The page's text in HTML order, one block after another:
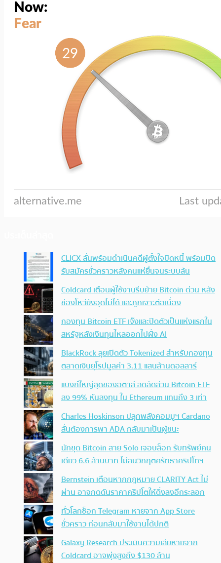
CLICX ลั่นพร้อมดำเนินคดีผู้ตั้งใจบิดหนี้ พร้อมปิด
รับสมัครชั่วคราวหลังคนแห่ยื่นจนระบบล้น
Coldcard เตือนผู้ใช้งานรีบย้าย Bitcoin ด่วน หลัง
ช่องโหว่ยังอุดไม่ได้ และถูกเจาะต่อเนื่อง
กองทุน Bitcoin ETF เจ๊งและปิดตัวเป็นแห่งแรกใน
สหรัฐหลังเงินทุนไหลออกไปฝั่ง AI
BlackRock ลุยเปิดตัว Tokenized สำหรับกองทุน
ตลาดเงินยุโรปมูลค่า 3.11 แสนล้านดอลลาร์
แบงก์ใหญ่สุดของอิตาลี ลดสัดส่วน Bitcoin ETF
ลง 99% หันลงทุน ใน Ethereum แทนถึง 3 เท่า
Charles Hoskinson ปลุกพลังคอมมูฯ Cardano
ลั่นต้องการพา ADA กลับมาเป็นผู้ชนะ
นักขุด Bitcoin สาย Solo เจอบล็อก รับทรัพย์คน
เดียว 6.6 ล้านบาท ไม่สนวิกฤตศรัทธาคริปโทฯ
Bernstein เตือนหากกฎหมาย CLARITY Act ไม่
ผ่าน อาจกดดันราคาคริปโตให้ดิ่งลงอีกระลอก
ทั่วโลกช็อก Telegram หายจาก App Store
ชั่วคราว ก่อนกลับมาใช้งานได้ปกติ
Galaxy Research ประเมินความเสียหายจาก
Coldcard อาจพุ่งสูงถึง $130 ล้าน